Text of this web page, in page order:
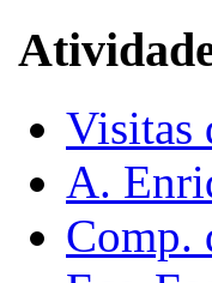
Visitas
A.
Comp.